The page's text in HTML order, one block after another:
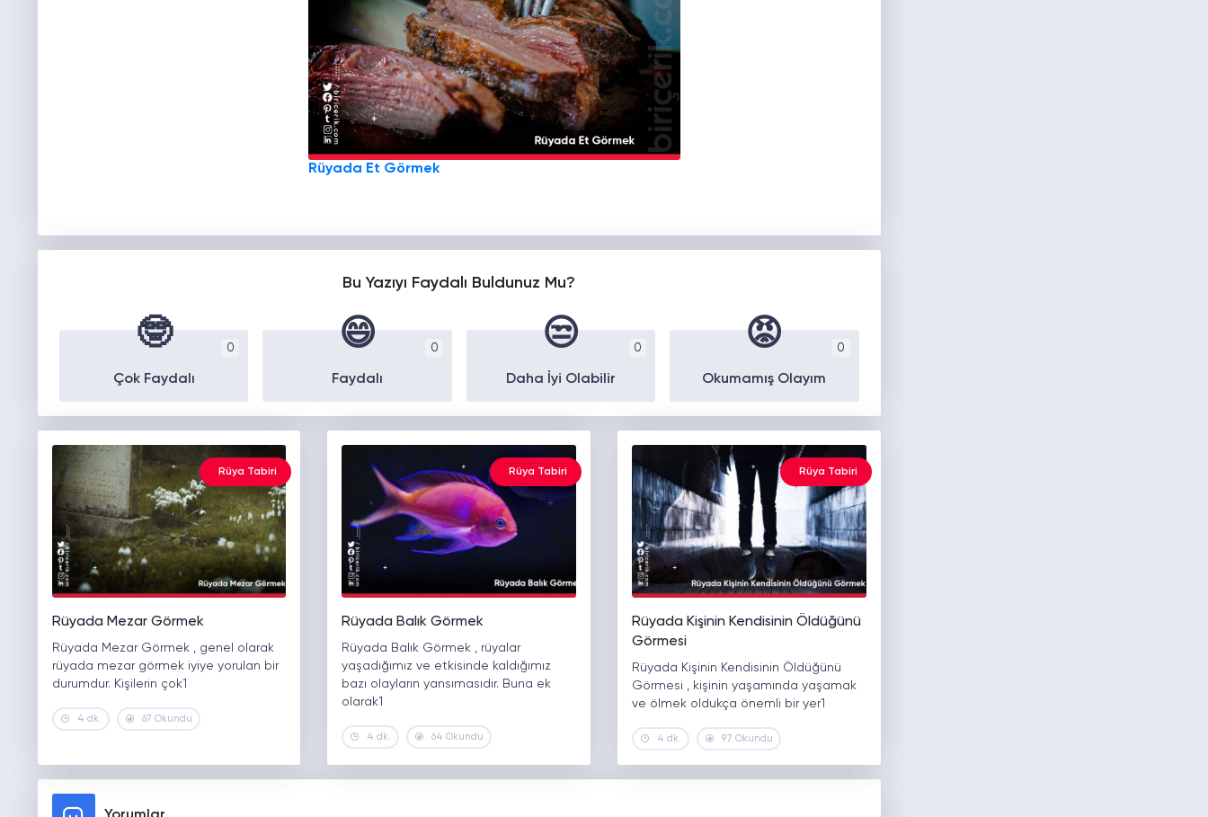
Rüyada Et Görmek
Bu Yazıyı Faydalı Buldunuz Mu?
0
🤓
Çok Faydalı
0
😄
Faydalı
0
😒
Daha İyi Olabilir
0
😡
Okumamış Olayım
Rüya Tabiri
Rüyada Mezar Görmek
Rüyada Mezar Görmek , genel olarak
rüyada mezar görmek iyiye yorulan bir
durumdur. Kişilerin çok1
4 dk. 67 Okundu
Rüya Tabiri
Rüyada Balık Görmek
Rüyada Balık Görmek , rüyalar
yaşadığımız ve etkisinde kaldığımız
bazı olayların yansımasıdır. Buna ek
olarak1
4 dk. 64 Okundu
Rüya Tabiri
Rüyada Kişinin Kendisinin Öldüğünü
Görmesi
Rüyada Kişinin Kendisinin Öldüğünü
Görmesi , kişinin yaşamında yaşamak
ve ölmek oldukça önemli bir yer1
4 dk. 97 Okundu